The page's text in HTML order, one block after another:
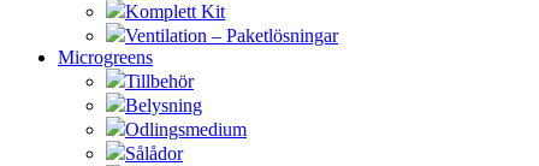
Komplett Kit
Ventilation – Paketlösningar
Microgreens
Tillbehör
Belysning
Odlingsmedium
Sålådor